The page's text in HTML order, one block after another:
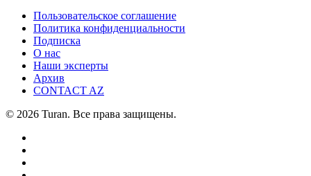
Пользовательское соглашение
Политика конфиденциальности
Подписка
О нас
Наши эксперты
Архив
CONTACT AZ
© 2026 Turan. Все права защищены.